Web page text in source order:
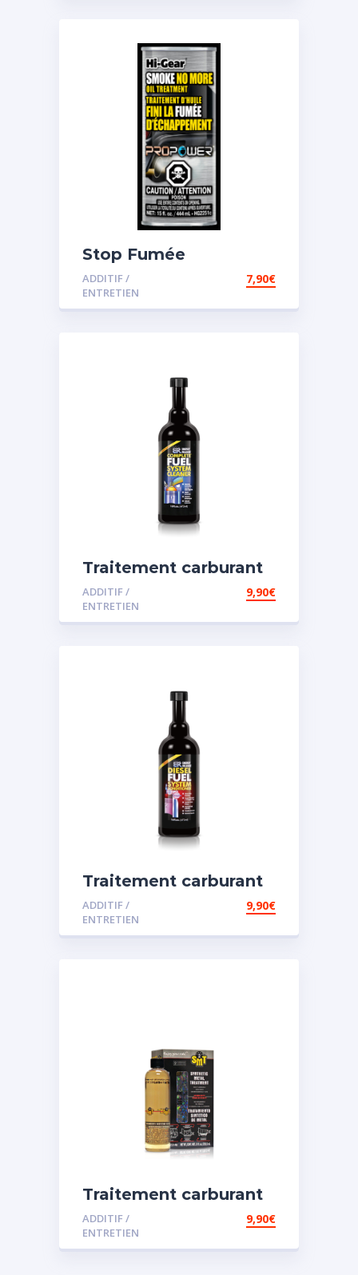
Stop Fumée
ADDITIF /
ENTRETIEN
7,90€
Traitement carburant
diesel et essence
ADDITIF /
ENTRETIEN
9,90€
Traitement carburant
spécial diesel
ADDITIF /
ENTRETIEN
9,90€
Traitement carburant
spécial essence
ADDITIF /
ENTRETIEN
9,90€